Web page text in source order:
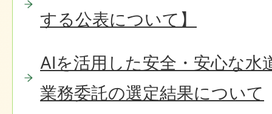
する公表について】
AIを活用した安全・安心な水
業務委託の選定結果について